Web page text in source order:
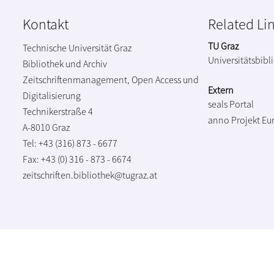
Kontakt
Technische Universität Graz
Bibliothek und Archiv
Zeitschriftenmanagement, Open Access und
Digitalisierung
Technikerstraße 4
A-8010 Graz
Tel: +43 (316) 873 - 6677
Fax: +43 (0) 316 - 873 - 6674
zeitschriften.bibliothek@tugraz.at
Related
TU Graz
Extern
seals Portal
anno Projekt